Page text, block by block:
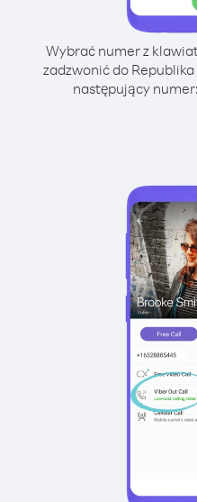
Wybrać numer z
zadzwonić do
następujący numer: